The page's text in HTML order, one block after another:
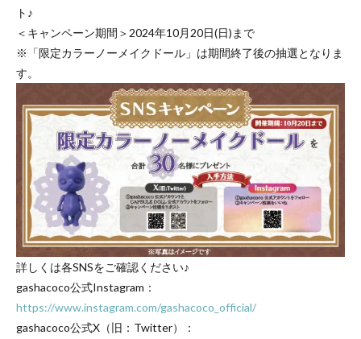
ト♪
＜キャンペーン期間＞2024年10月20日(日)まで
※「限定カラーノーメイクドール」は期間終了後の抽選となりま
す。
詳しくは各SNSをご確認ください♪
gashacoco公式Instagram：
https://www.instagram.com/gashacoco_official/
gashacoco公式X（旧：Twitter）：